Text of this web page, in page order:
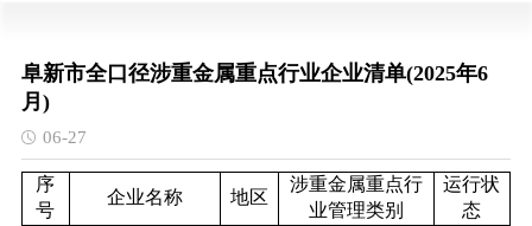
阜新市全口径涉重金属重点行业企业清单(2025年6
月)
06-27
序
号
企业名称 地区
涉重金属重点行
业管理类别
运行状
态